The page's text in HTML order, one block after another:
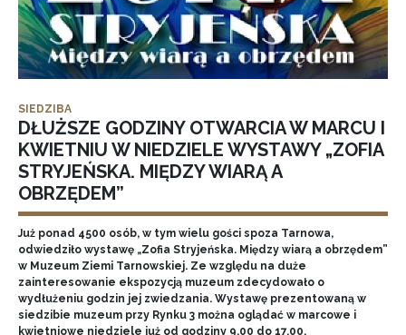
SIEDZIBA
DŁUŻSZE GODZINY OTWARCIA W MARCU I
KWIETNIU W NIEDZIELE WYSTAWY „ZOFIA
STRYJEŃSKA. MIĘDZY WIARĄ A
OBRZĘDEM”
Już ponad 4500 osób, w tym wielu gości spoza Tarnowa,
odwiedziło wystawę „Zofia Stryjeńska. Między wiarą a obrzędem”
w Muzeum Ziemi Tarnowskiej. Ze względu na duże
zainteresowanie ekspozycją muzeum zdecydowało o
wydłużeniu godzin jej zwiedzania. Wystawę prezentowaną w
siedzibie muzeum przy Rynku 3 można oglądać w marcowe i
kwietniowe niedziele już od godziny 9.00 do 17.00.